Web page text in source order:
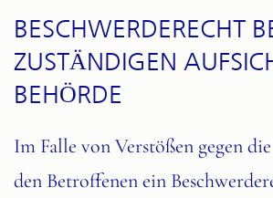
BESCHWERDE­RECHT
ZUSTÄNDIGEN
BEHÖRDE
Im Falle von Verstößen gegen
den Betroffenen ein